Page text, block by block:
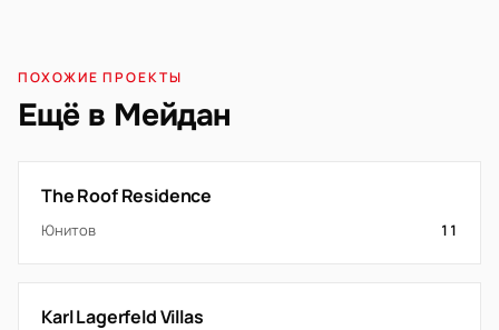
ПОХОЖИЕ ПРОЕКТЫ
Ещё в Мейдан
The Roof Residence
Юнитов 11
Karl Lagerfeld Villas